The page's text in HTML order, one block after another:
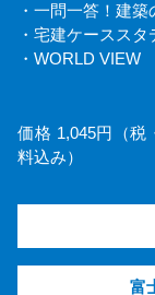
・一問一答！建築
・宅建ケースス
・WORLD VIEW
価格 1,045円（
料込み）
富